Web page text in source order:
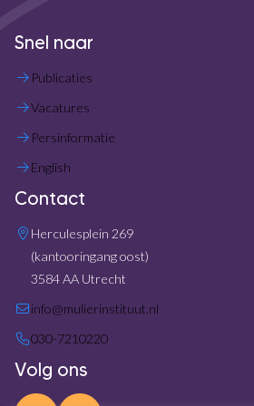
Snel naar
Publicaties
Vacatures
Persinformatie
English
Contact
Herculesplein 269
(kantooringang oost)
3584 AA Utrecht
info@mulierinstituut.nl
030-7210220
Volg ons